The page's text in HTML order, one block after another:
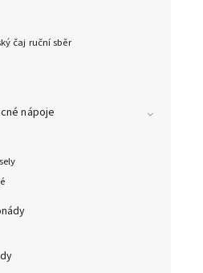
čaj ruční sběr
nápoje